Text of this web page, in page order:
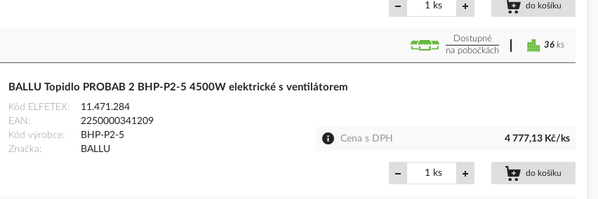
ks do košíku
Dostupné
na pobočkách
36 ks
BALLU Topidlo PROBAB 2 BHP-P2-5 4500W elektrické s ventilátorem
Kód ELFETEX
11.471.284
EAN
2250000341209
Kód výrobce
BHP-P2-5
Značka
BALLU
Cena s DPH 4 777,13 Kč/ks
ks do košíku